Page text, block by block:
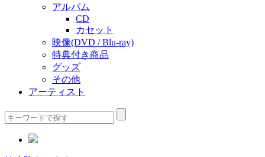
アルバム
CD
カセット
映像(DVD / Blu-ray)
特典付き商品
グッズ
その他
アーティスト